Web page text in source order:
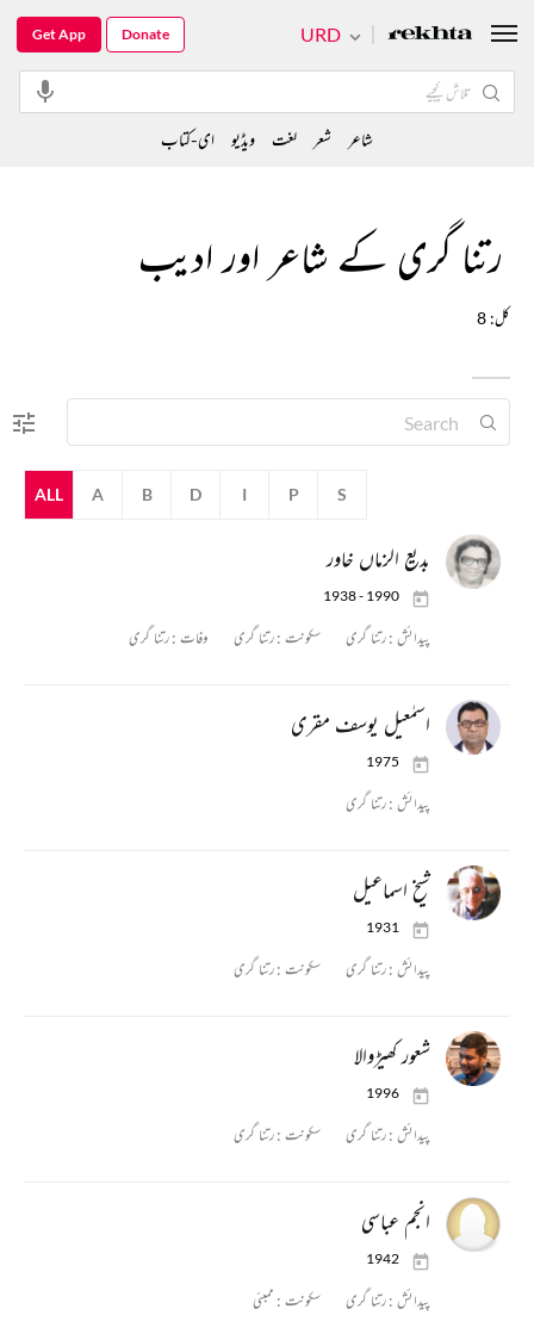
رتنا گری کے شاعر اور ادیب
کل: 8
ALL A B D I P S
بدیع الزماں خاور
1938 - 1990
پیدائش :رتنا گری سکونت :رتنا گری وفات :رتنا گری
اسمٰعیل یوسف مقری
1975
پیدائش :رتنا گری
شیخ اسماعیل
1931
پیدائش :رتنا گری سکونت :رتنا گری
شعور کھیڑوالا
1996
پیدائش :رتنا گری سکونت :رتنا گری
انجم عباسی
1942
پیدائش :رتنا گری سکونت : ممبئی
URD
Get App Donate
شاعر شعر لغت ویڈیو ای-کتاب